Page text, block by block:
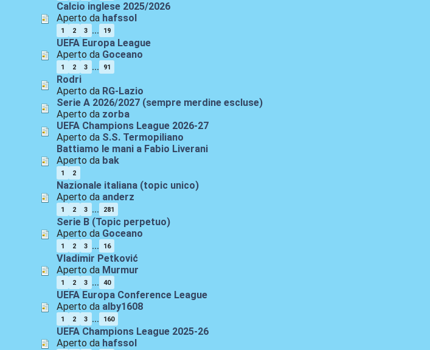
Calcio inglese 2025/2026
Aperto da hafssol
1 2 3 ... 19
UEFA Europa League
Aperto da Goceano
1 2 3 ... 91
Rodri
Aperto da RG-Lazio
Serie A 2026/2027 (sempre merdine escluse)
Aperto da zorba
UEFA Champions League 2026-27
Aperto da S.S. Termopiliano
Battiamo le mani a Fabio Liverani
Aperto da bak
1 2
Nazionale italiana (topic unico)
Aperto da anderz
1 2 3 ... 281
Serie B (Topic perpetuo)
Aperto da Goceano
1 2 3 ... 16
Vladimir Petković
Aperto da Murmur
1 2 3 ... 40
UEFA Europa Conference League
Aperto da alby1608
1 2 3 ... 160
UEFA Champions League 2025-26
Aperto da hafssol